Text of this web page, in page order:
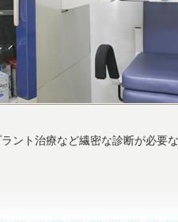
ント治療など繊密な診断が必要